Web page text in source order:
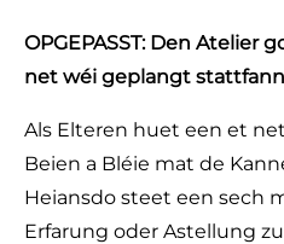
OPGEPASST: Den Atelier
net wéi geplangt
Als Elteren huet een et
Beien a Bléie mat de
Heiansdo steet een sech
Erfarung oder Astellung